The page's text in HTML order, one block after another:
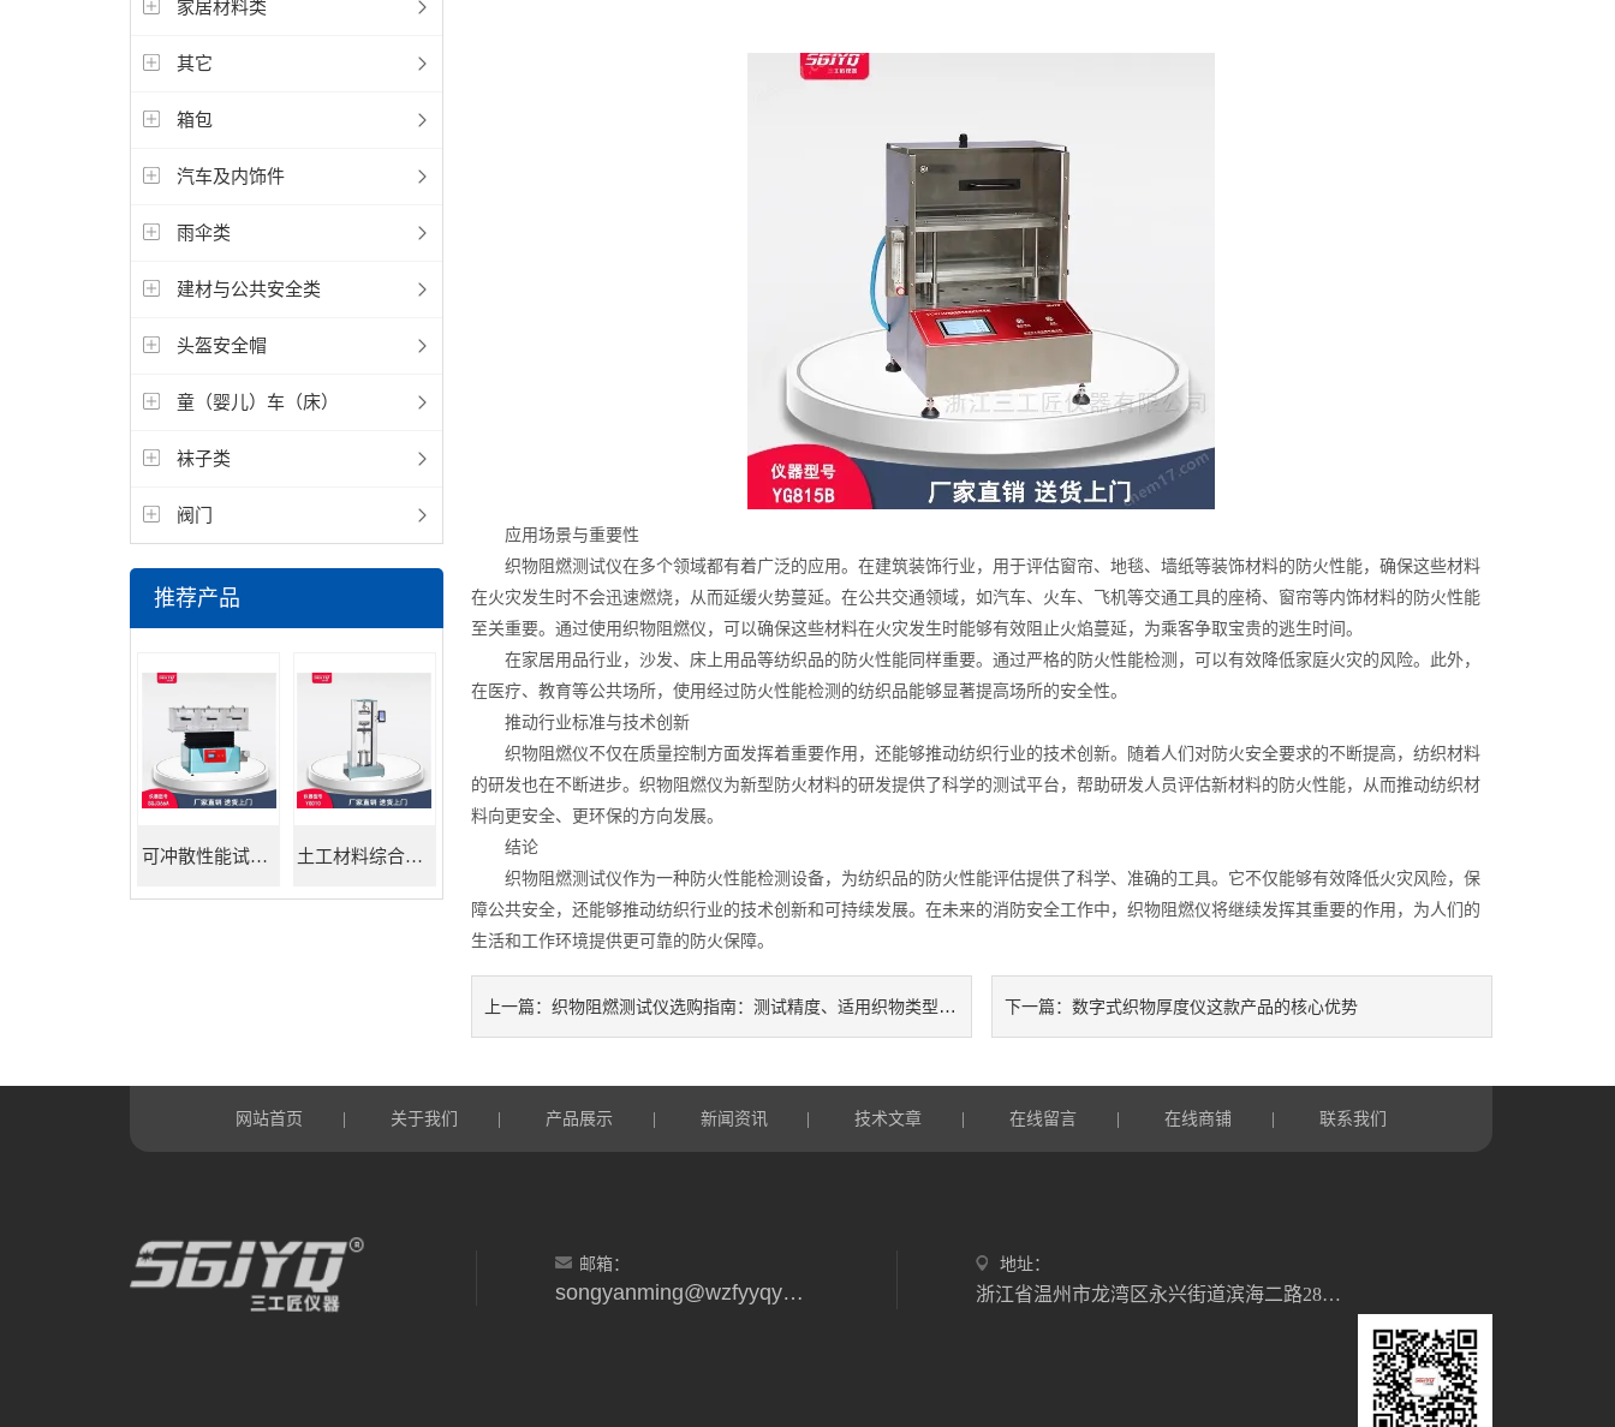
家居材料类
其它
箱包
汽车及内饰件
雨伞类
建材与公共安全类
头盔安全帽
童（婴儿）车（床）
袜子类
阀门
推荐产品
可冲散性能试验机 土工材料综合试验机
应用场景与重要性
织物阻燃测试仪在多个领域都有着广泛的应用。在建筑装饰行业，用于评估窗帘、地毯、墙纸等装饰材料的防火性能，确保这些材料
在火灾发生时不会迅速燃烧，从而延缓火势蔓延。在公共交通领域，如汽车、火车、飞机等交通工具的座椅、窗帘等内饰材料的防火性能
至关重要。通过使用织物阻燃仪，可以确保这些材料在火灾发生时能够有效阻止火焰蔓延，为乘客争取宝贵的逃生时间。
在家居用品行业，沙发、床上用品等纺织品的防火性能同样重要。通过严格的防火性能检测，可以有效降低家庭火灾的风险。此外，
在医疗、教育等公共场所，使用经过防火性能检测的纺织品能够显著提高场所的安全性。
推动行业标准与技术创新
织物阻燃仪不仅在质量控制方面发挥着重要作用，还能够推动纺织行业的技术创新。随着人们对防火安全要求的不断提高，纺织材料
的研发也在不断进步。织物阻燃仪为新型防火材料的研发提供了科学的测试平台，帮助研发人员评估新材料的防火性能，从而推动纺织材
料向更安全、更环保的方向发展。
结论
织物阻燃测试仪作为一种防火性能检测设备，为纺织品的防火性能评估提供了科学、准确的工具。它不仅能够有效降低火灾风险，保
障公共安全，还能够推动纺织行业的技术创新和可持续发展。在未来的消防安全工作中，织物阻燃仪将继续发挥其重要的作用，为人们的
生活和工作环境提供更可靠的防火保障。
上一篇： 织物阻燃测试仪选购指南：测试精度、适用织物类型与合规性 下一篇： 数字式织物厚度仪这款产品的核心优势
网站首页 关于我们 产品展示 新闻资讯 技术文章 在线留言 在线商铺 联系我们
邮箱：
songyanming@wzfyyqyxgs.wecom.work
地址：
浙江省温州市龙湾区永兴街道滨海二路28号5幢2单元